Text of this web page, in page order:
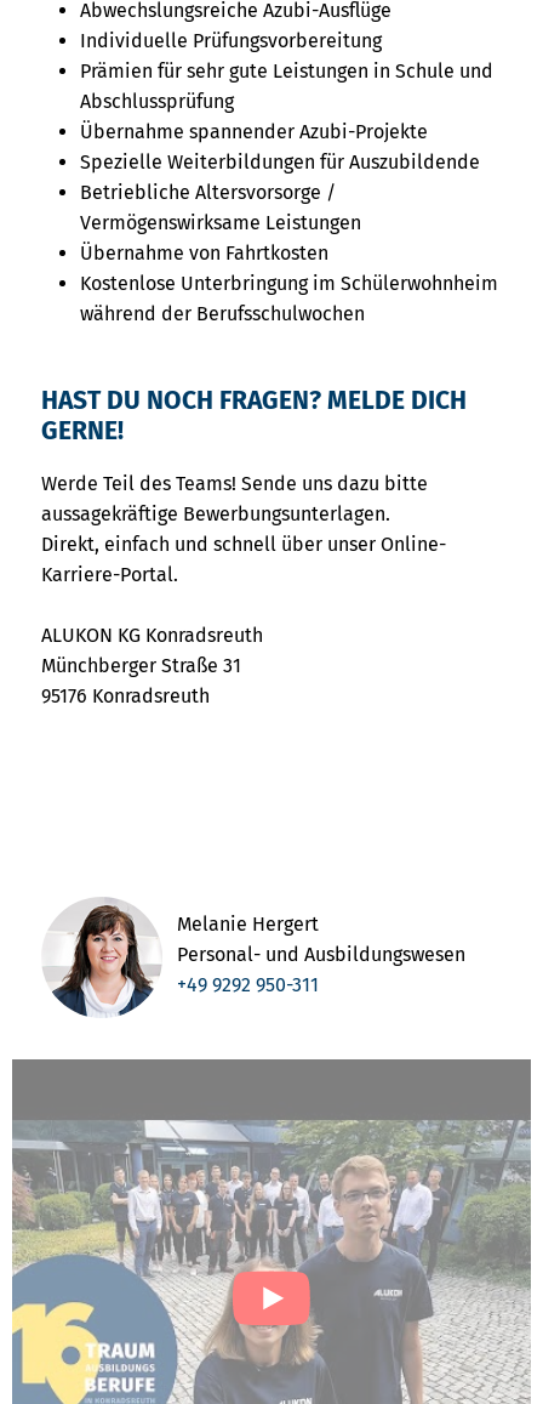
Abwechslungsreiche Azubi-Ausflüge
Individuelle Prüfungsvorbereitung
Prämien für sehr gute Leistungen in Schule und
Abschlussprüfung
Übernahme spannender Azubi-Projekte
Spezielle Weiterbildungen für Auszubildende
Betriebliche Altersvorsorge /
Vermögenswirksame Leistungen
Übernahme von Fahrtkosten
Kostenlose Unterbringung im Schülerwohnheim
während der Berufsschulwochen
HAST DU NOCH FRAGEN? MELDE DICH
GERNE!
Werde Teil des Teams! Sende uns dazu bitte
aussagekräftige Bewerbungsunterlagen.
Direkt, einfach und schnell über unser Online-
Karriere-Portal.
ALUKON KG Konradsreuth
Münchberger Straße 31
95176 Konradsreuth
Melanie Hergert
Personal- und Ausbildungswesen
+49 9292 950-311